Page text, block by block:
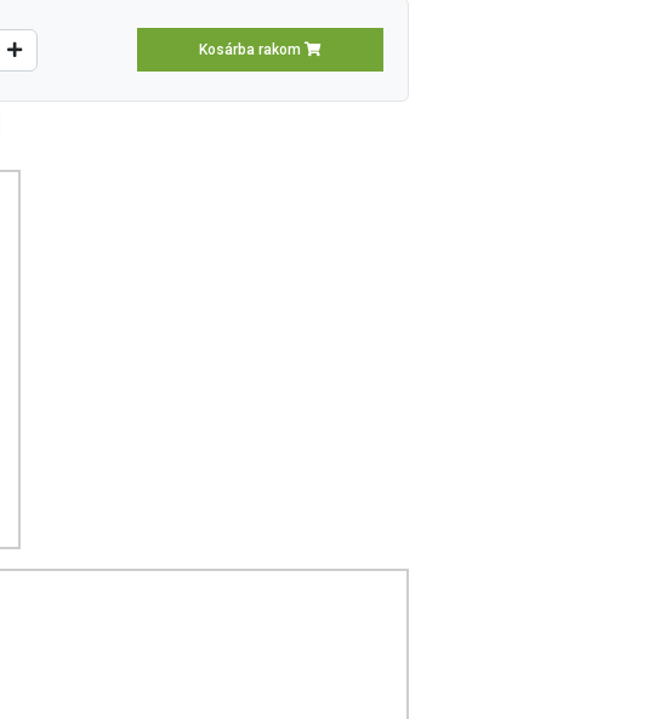
Kosárba rakom